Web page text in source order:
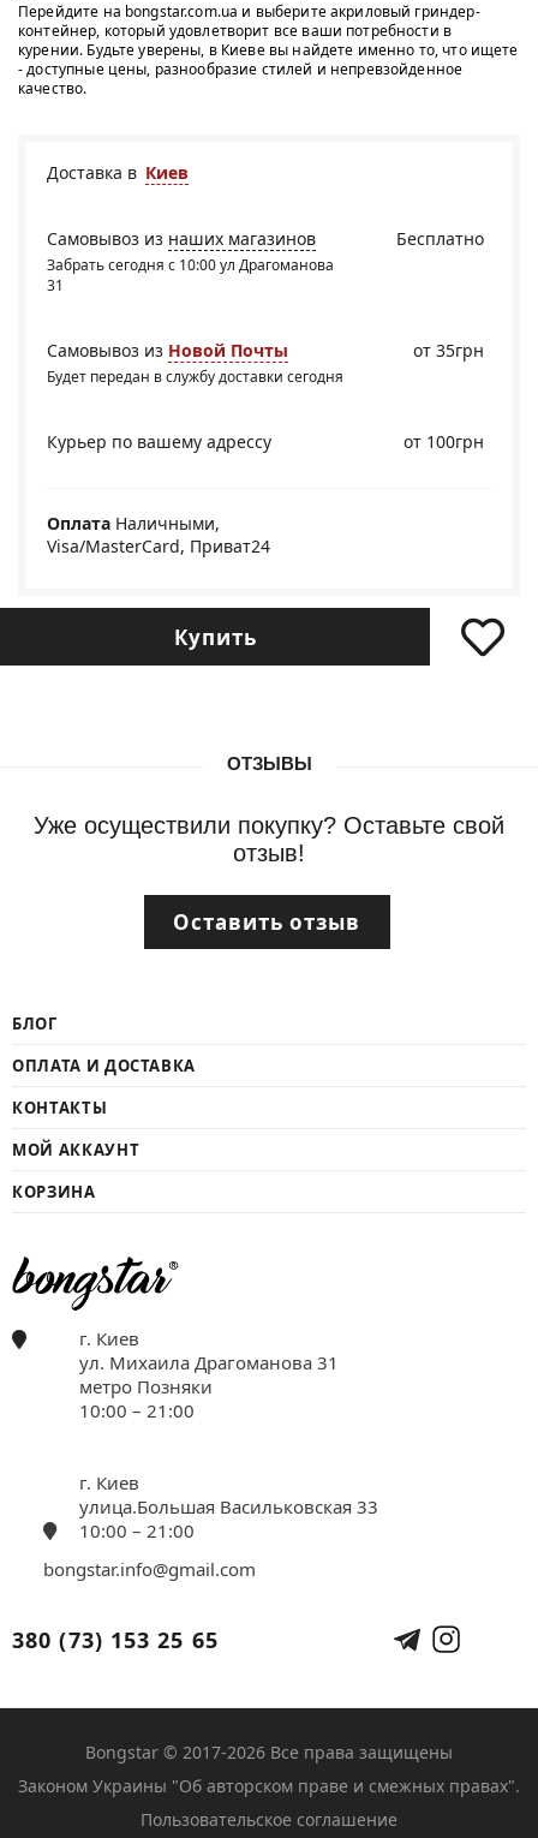
Перейдите на bongstar.com.ua и выберите акриловый гриндер-
контейнер, который удовлетворит все ваши потребности в
курении. Будьте уверены, в Киеве вы найдете именно то, что ищете
- доступные цены, разнообразие стилей и непревзойденное
качество.
Доставка в Киев
Бесплатно
Самовывоз из наших магазинов
Забрать сегодня с 10:00 ул Драгоманова
31
Самовывоз из Новой Почты
Будет передан в службу доставки сегодня
от 35грн
Курьер по вашему адрессу от 100грн
Оплата Наличными,
Visa/MasterCard, Приват24
Купить
ОТЗЫВЫ
Уже осуществили покупку? Оставьте свой
отзыв!
Оставить отзыв
БЛОГ
ОПЛАТА И ДОСТАВКА
КОНТАКТЫ
МОЙ АККАУНТ
КОРЗИНА
г. Киев
ул. Михаила Драгоманова 31
метро Позняки
10:00 – 21:00
г. Киев
улица.Большая Васильковская 33
10:00 – 21:00
bongstar.info@gmail.com
380 (73) 153 25 65
Bongstar © 2017-2026 Все права защищены
Законом Украины "Об авторском праве и смежных правах".
Пользовательское соглашение